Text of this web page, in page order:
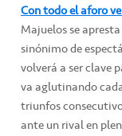
Con todo el aforo
Majuelos se
sinónimo de
volverá a ser clave
va aglutinando
triunfos
ante un rival en